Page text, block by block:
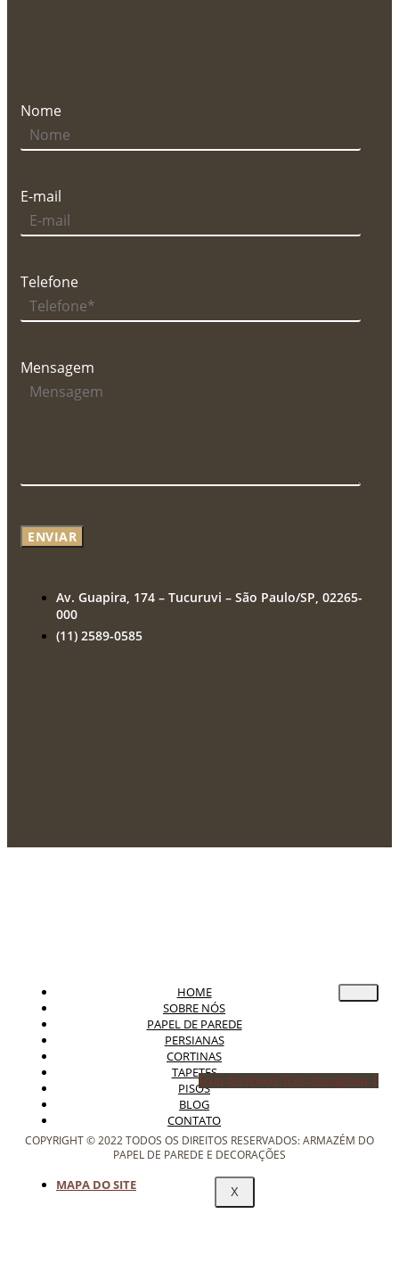
Nome
E-mail
Telefone
Mensagem
ENVIAR
Av. Guapira, 174 – Tucuruvi – São Paulo/SP, 02265-
000
(11) 2589-0585
HOME
SOBRE NÓS
PAPEL DE PAREDE
PERSIANAS
CORTINAS
TAPETES
PISOS
BLOG
CONTATO
X
Icon-facebook Icon-instagram-1
COPYRIGHT © 2022 TODOS OS DIREITOS RESERVADOS: ARMAZÉM DO
PAPEL DE PAREDE E DECORAÇÕES
MAPA DO SITE